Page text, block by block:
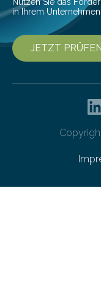
Nutzen Sie das
in Ihrem
JETZT PRÜFEN